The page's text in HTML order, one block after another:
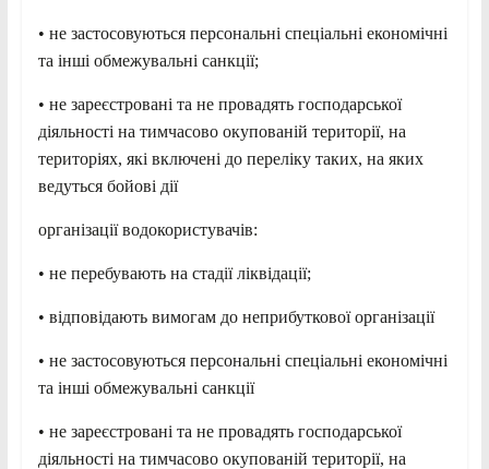
• не застосовуються персональні спеціальні економічні
та інші обмежувальні санкції;
• не зареєстровані та не провадять господарської
діяльності на тимчасово окупованій території, на
територіях, які включені до переліку таких, на яких
ведуться бойові дії
організації водокористувачів:
• не перебувають на стадії ліквідації;
• відповідають вимогам до неприбуткової організації
• не застосовуються персональні спеціальні економічні
та інші обмежувальні санкції
• не зареєстровані та не провадять господарської
діяльності на тимчасово окупованій території, на